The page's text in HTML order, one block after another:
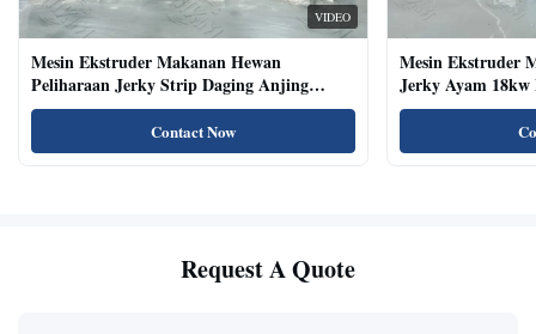
VIDEO
Mesin Ekstruder Makanan Hewan
Peliharaan Jerky Strip Daging Anjing
Dengan Sistem Baki Otomatis
Contact Now
Mesin Ekstruder
Jerky Ayam
Kucing Kering
Request A Quote